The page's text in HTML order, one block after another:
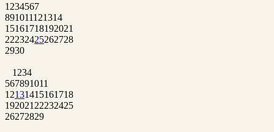
1 234567
891011121314
15161718192021
22232425262728
2930
1 234
567891011
12131415161718
192021 22232425
26272829